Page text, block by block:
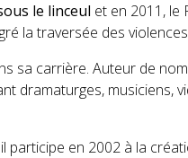
le linceul et en 2011, le
la traversée des
sa carrière. Auteur de
dramaturges, musiciens,
participe en 2002 à la